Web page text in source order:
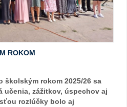
ROKOM
rokom 2025/26 sa
učenia, zážitkov, úspechov aj
rozlúčky bolo aj